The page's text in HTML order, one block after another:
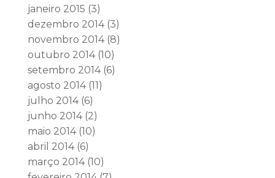
janeiro 2015 (3)
dezembro 2014(3)
novembro 2014(8)
outubro 2014(10)
setembro 2014(6)
agosto 2014(11)
julho 2014(6)
junho 2014(2)
maio 2014(10)
abril 2014(6)
março 2014(10)